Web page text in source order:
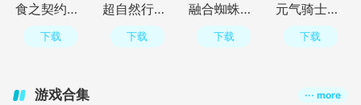
食之契约正式服手机版v3.73.1安卓版
下载
超自然行动组手游官方正版v1.31.3.001 最新版
下载
融合蜘蛛侠模组版(中文辅助菜单)v2.03 最新版
下载
元气骑士国际服(Soul Knight)v8.4.0最新版
下载
游戏合集 ··· more